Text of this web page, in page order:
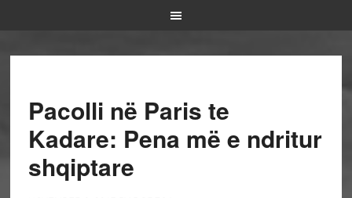
Pacolli në Paris te
Kadare: Pena më e ndritur
shqiptare